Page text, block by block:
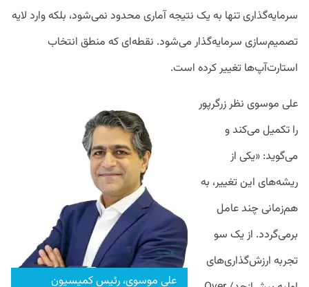
سرمایه‌گذاری تنها به یک نتیجه آماری محدود نمی‌شود، بلکه وارد لایه
تصمیم‌سازی سرمایه‌گذار می‌شود. نقطه‌ای که منطق انتخاب
استارت‌آپ‌ها تغییر کرده است.
علی موسوی، رئیس کمیسیون
علی موسوی نظر زرگرپور
را تکمیل می‌کند و
می‌گوید: «یکی از
ریشه‌های این تغییر، به
هم‌زمانی چند عامل
برمی‌گردد. از یک ‌سو
تجربه ارزش‌گذاری‌های